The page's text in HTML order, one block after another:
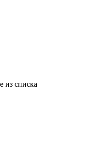
из списка